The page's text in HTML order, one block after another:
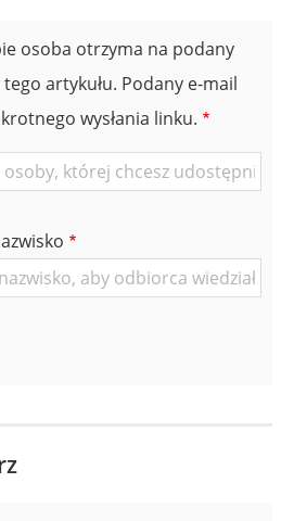
osoba otrzyma na podany
artykułu. Podany e-mail
wysłania linku.